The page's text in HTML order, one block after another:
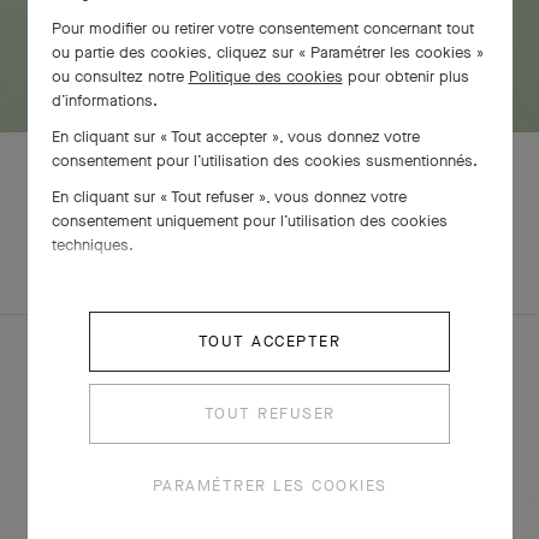
Pour modifier ou retirer votre consentement concernant tout
ou partie des cookies, cliquez sur « Paramétrer les cookies »
ou consultez notre Politique des cookies pour obtenir plus
d’informations.
En cliquant sur « Tout accepter », vous donnez votre
consentement pour l’utilisation des cookies susmentionnés.
En cliquant sur « Tout refuser », vous donnez votre
consentement uniquement pour l’utilisation des cookies
techniques.
TOUT ACCEPTER
TOUT REFUSER
PARAMÉTRER LES COOKIES